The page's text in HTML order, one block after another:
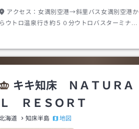
アクセス： 女満別空港→斜里バス女満別空港か
らウトロ温泉行き約５０分ウトロバスターミナル
キキ知床 ＮＡＴＵＲＡ
Ｌ ＲＥＳＯＲＴ
海道 知床半島 地図